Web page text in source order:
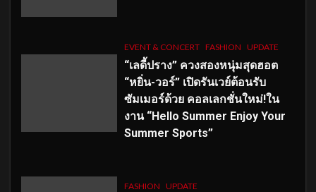
EVENT & CONCERT FASHION UPDATE
“เลดี้ปราง” ควงสองหนุ่มสุดฮอต
“หยิ่น-วอร์” เปิดรันเวย์ต้อนรับ
ซัมเมอร์ด้วย คอลเลกชั่นใหม่!ใน
งาน “Hello Summer Enjoy Your
Summer Sports”
FASHION UPDATE